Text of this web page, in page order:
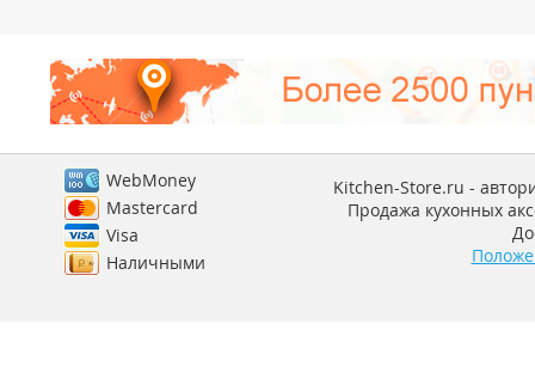
WebMoney
Mastercard
Visa
Наличными
Kitchen-Store.ru -
Продажа кухонных